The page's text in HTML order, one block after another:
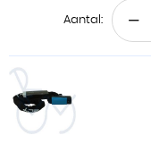
Aantal: −